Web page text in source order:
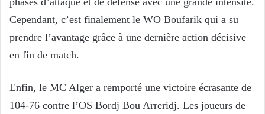
Cependant, c’est finalement le WO Boufarik qui a su
prendre l’avantage grâce à une dernière action décisive
en fin de match.
Enfin, le MC Alger a remporté une victoire écrasante de
104-76 contre l’OS Bordj Bou Arreridj. Les joueurs de